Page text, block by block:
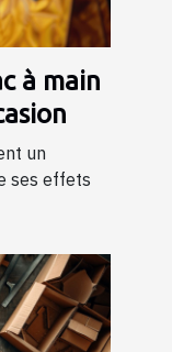
à main
un
ses effets